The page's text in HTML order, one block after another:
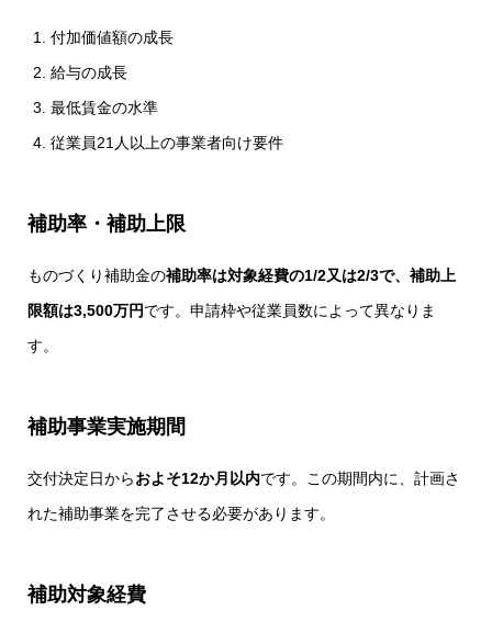
付加価値額の成長
給与の成長
最低賃金の水準
従業員21人以上の事業者向け要件
補助率・補助上限
ものづくり補助金の補助率は対象経費の1/2又は2/3で、補助上
限額は3,500万円です。申請枠や従業員数によって異なりま
す。
補助事業実施期間
交付決定日からおよそ12か月以内です。この期間内に、計画さ
れた補助事業を完了させる必要があります。
補助対象経費